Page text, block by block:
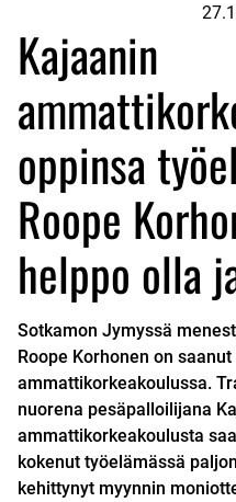
Kajaanin
oppinsa
Roope
helppo olla
Sotkamon Jymyssä
Roope Korhonen on
ammattikorkeakoulussa.
nuorena pesäpalloilijana
ammattikorkeakoulusta
kokenut työelämässä
kehittynyt myynnin